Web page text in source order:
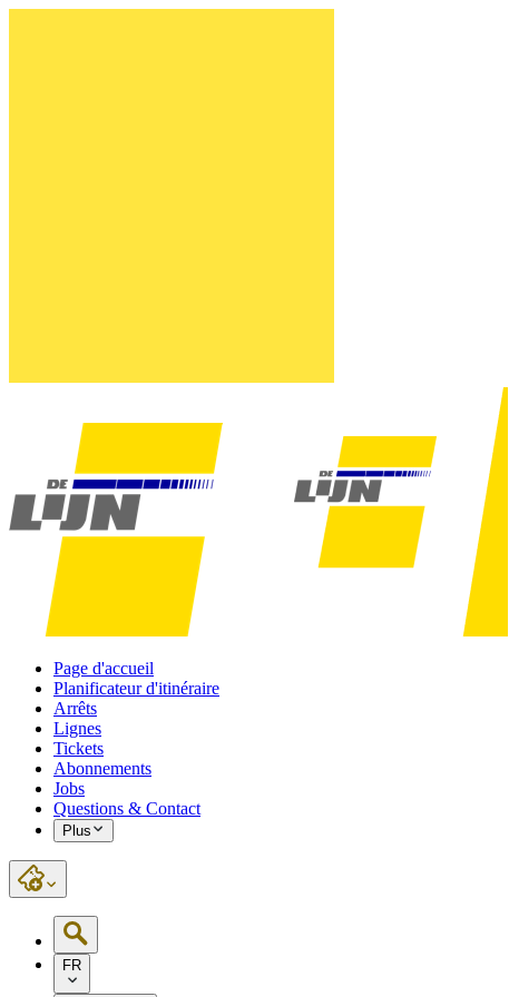
Page d'accueil
Planificateur d'itinéraire
Arrêts
Lignes
Tickets
Abonnements
Jobs
Questions & Contact
Plus
FR